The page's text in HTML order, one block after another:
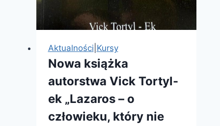
Aktualności Kursy
Nowa książka
autorstwa Vick Tortyl-
ek „Lazaros – o
człowieku, który nie